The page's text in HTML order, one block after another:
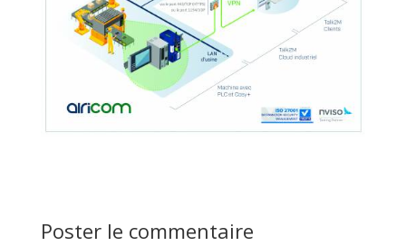
Poster le commentaire